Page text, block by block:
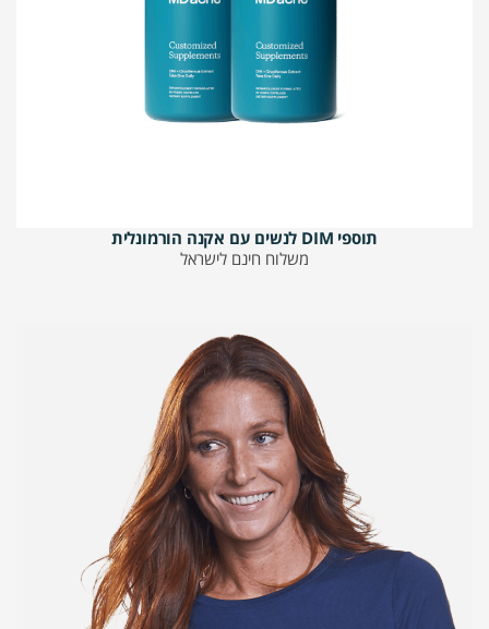
תוספי DIM לנשים עם אקנה הורמונלית
משלוח חינם לישראל